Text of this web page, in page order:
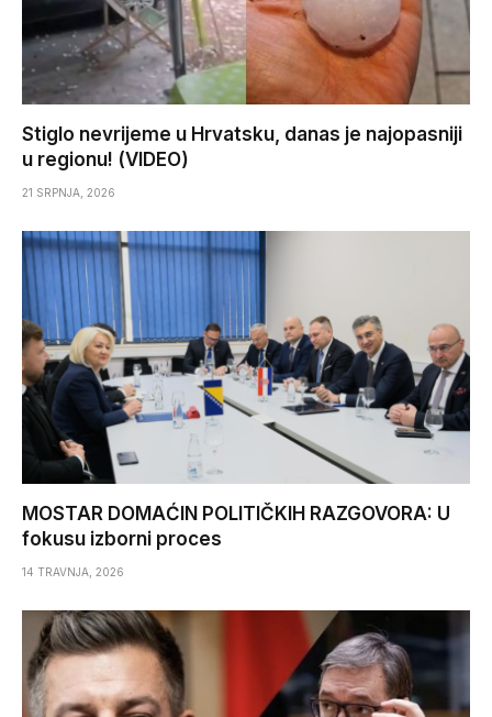
Stiglo nevrijeme u Hrvatsku, danas je najopasniji
u regionu! (VIDEO)
21 SRPNJA, 2026
MOSTAR DOMAĆIN POLITIČKIH RAZGOVORA: U
fokusu izborni proces
14 TRAVNJA, 2026